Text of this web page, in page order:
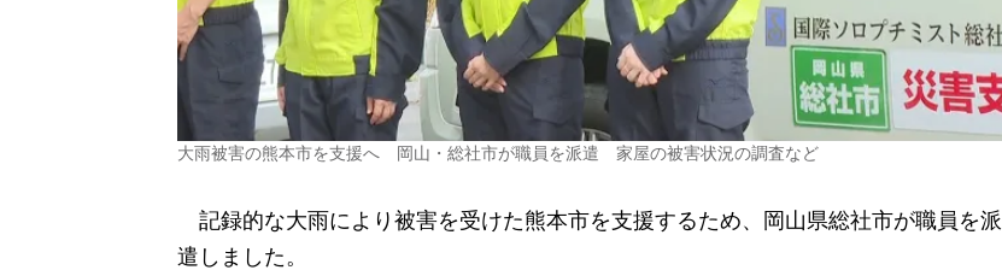
大雨被害の熊本市を支援へ 岡山・総社市が職員を派遣 家屋の被害状況の調査など
記録的な大雨により被害を受けた熊本市を支援するため、岡山県総社市が職員を派
遣しました。